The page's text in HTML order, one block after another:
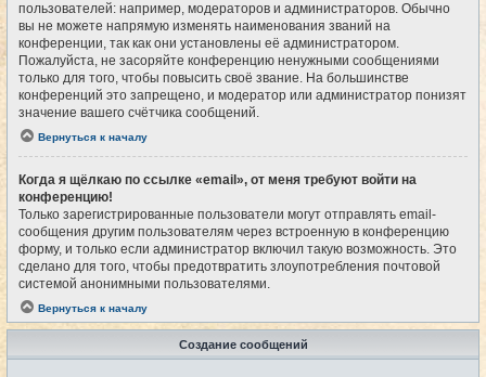
пользователей: например, модераторов и администраторов. Обычно
вы не можете напрямую изменять наименования званий на
конференции, так как они установлены её администратором.
Пожалуйста, не засоряйте конференцию ненужными сообщениями
только для того, чтобы повысить своё звание. На большинстве
конференций это запрещено, и модератор или администратор понизят
значение вашего счётчика сообщений.
Вернуться к началу
Когда я щёлкаю по ссылке «email», от меня требуют войти на
конференцию!
Только зарегистрированные пользователи могут отправлять email-
сообщения другим пользователям через встроенную в конференцию
форму, и только если администратор включил такую возможность. Это
сделано для того, чтобы предотвратить злоупотребления почтовой
системой анонимными пользователями.
Вернуться к началу
Создание сообщений